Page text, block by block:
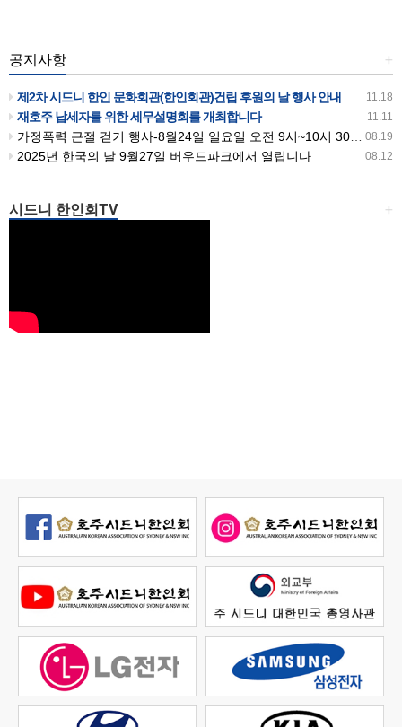
+
공지사항
11.18
제2차 시드니 한인 문화회관(한인회관)건립 후원의 날 행사 안내입니다
11.11
재호주 납세자를 위한 세무설명회를 개최합니다
08.19
가정폭력 근절 걷기 행사-8월24일 일요일 오전 9시~10시 30분까지 버우드파크에서 있습니다
08.12
2025년 한국의 날 9월27일 버우드파크에서 열립니다
+
시드니 한인회TV